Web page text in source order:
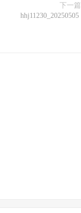
下一篇
hhj11230_20250505